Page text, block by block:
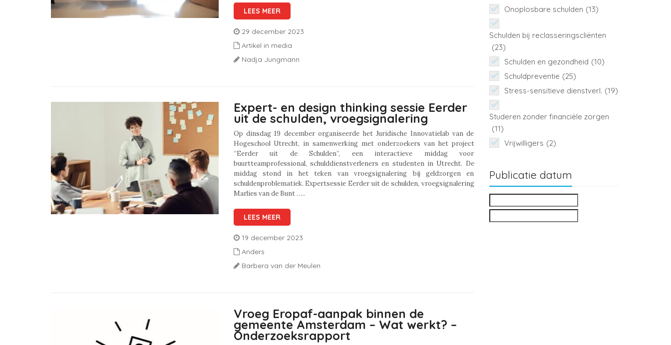
LEES MEER
29 december 2023
Artikel in media
Nadja Jungmann
Expert- en design thinking sessie Eerder
uit de schulden, vroegsignalering
Op dinsdag 19 december organiseerde het Juridische Innovatielab van de
Hogeschool Utrecht, in samenwerking met onderzoekers van het project
‘’Eerder uit de Schulden’’, een interactieve middag voor
buurtteamprofessional, schulddienstverleners en studenten in Utrecht. De
middag stond in het teken van vroegsignalering bij geldzorgen en
schuldenproblematiek. Expertsessie Eerder uit de schulden, vroegsignalering
Marlies van de Bunt …..
LEES MEER
19 december 2023
Anders
Barbera van der Meulen
Vroeg Eropaf-aanpak binnen de
gemeente Amsterdam – Wat werkt? –
Onderzoeksrapport
Onoplosbare schulden (13)
Schulden bij reclasseringscliënten
(23)
Schulden en gezondheid (10)
Schuldpreventie (25)
Stress-sensitieve dienstverl. (19)
Studeren zonder financiële zorgen
(11)
Vrijwilligers (2)
Publicatie datum